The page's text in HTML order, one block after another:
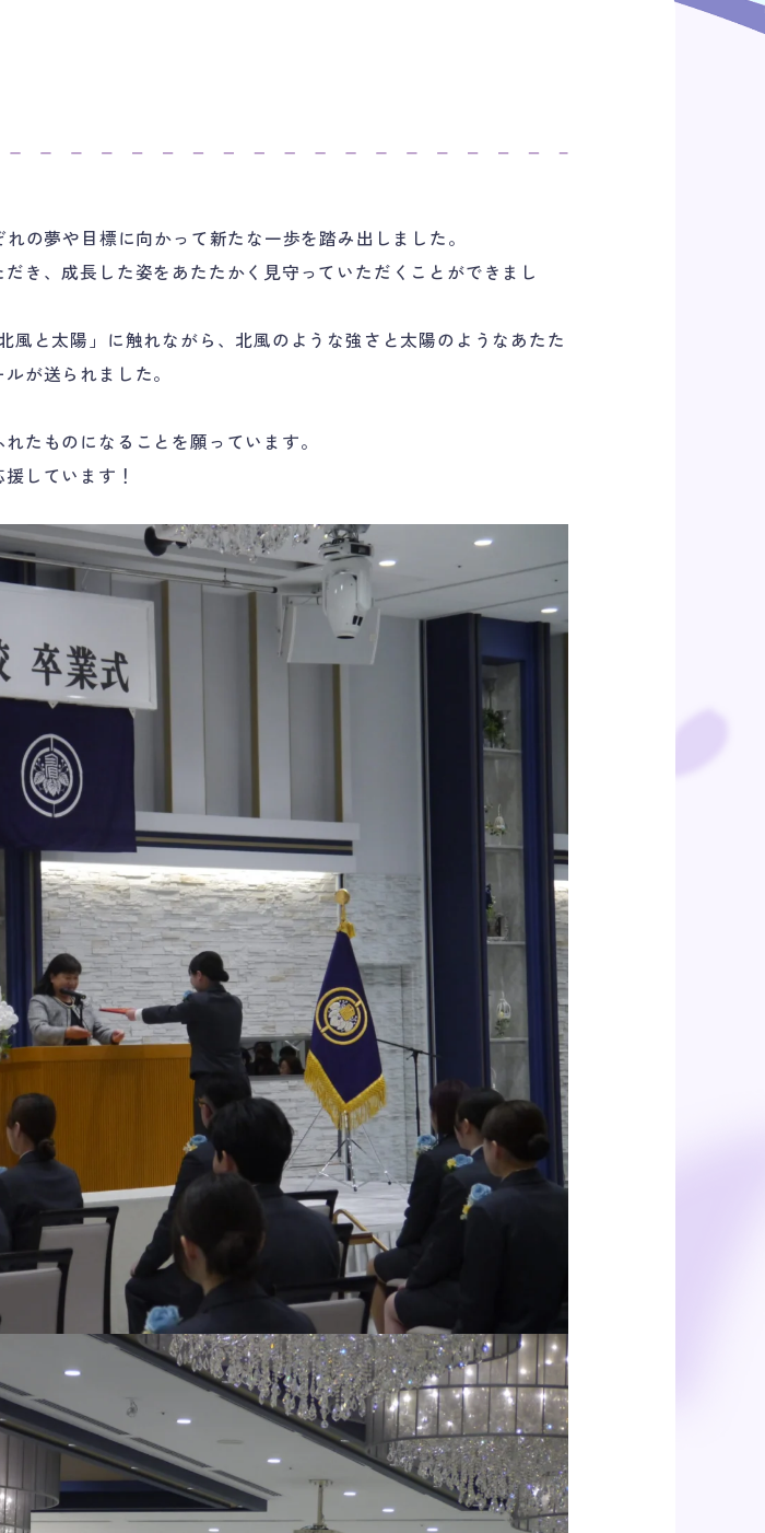
の夢や目標に向かって新たな一歩を踏み出しました。
き、成長した姿をあたたかく見守っていただくことができまし
と太陽」に触れながら、北風のような強さと太陽のようなあたた
が送られました。
たものになることを願っています。
しています！